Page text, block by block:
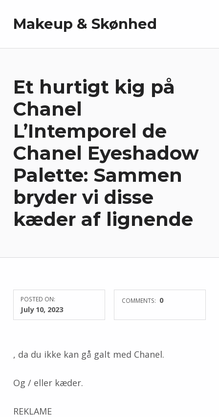
Makeup & Skønhed
Et hurtigt kig på
Chanel
L’Intemporel de
Chanel Eyeshadow
Palette: Sammen
bryder vi disse
kæder af lignende
POSTED ON:
July 10, 2023
COMMENTS: 0
, da du ikke kan gå galt med Chanel.
Og / eller kæder.
REKLAME